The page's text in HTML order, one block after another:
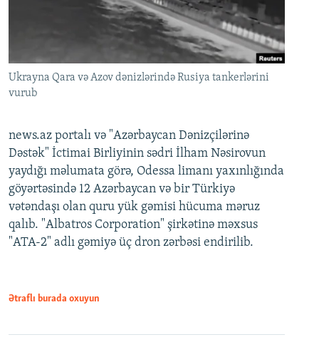
Ukrayna Qara və Azov dənizlərində Rusiya tankerlərini
vurub
news.az portalı və "Azərbaycan Dənizçilərinə
Dəstək" İctimai Birliyinin sədri İlham Nəsirovun
yaydığı məlumata görə, Odessa limanı yaxınlığında
göyərtəsində 12 Azərbaycan və bir Türkiyə
vətəndaşı olan quru yük gəmisi hücuma məruz
qalıb. "Albatros Corporation" şirkətinə məxsus
"ATA-2" adlı gəmiyə üç dron zərbəsi endirilib.
Ətraflı burada oxuyun